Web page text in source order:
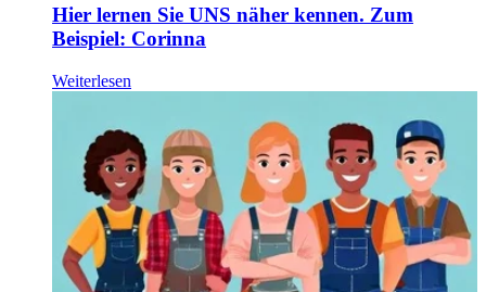
Hier lernen Sie UNS näher kennen. Zum
Beispiel: Corinna
Weiterlesen